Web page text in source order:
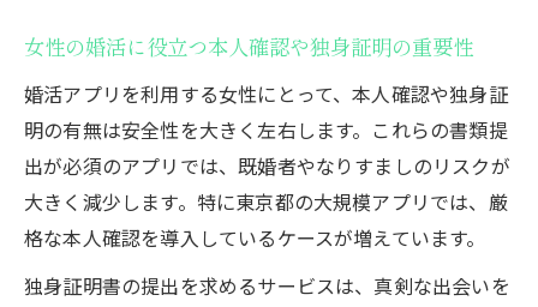
女性の婚活で短期成婚を目指す具体的ステ
ップ
東京都婚活アプリの評判と安全性比較
女性の婚活で評判の良い東京都婚活アプリ
比較
安全性が高い婚活アプリの選び方と理由
東京都マッチングアプリ体験談を活かした
女性の婚活に役立つ本人確認や独身証明の重要性
婚活アプリを利用する女性にとって、本人確認や独身証
明の有無は安全性を大きく左右します。これらの書類提
出が必須のアプリでは、既婚者やなりすましのリスクが
大きく減少します。特に東京都の大規模アプリでは、厳
格な本人確認を導入しているケースが増えています。
独身証明書の提出を求めるサービスは、真剣な出会いを